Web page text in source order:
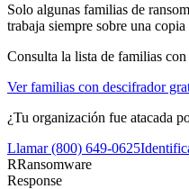
Solo algunas familias de
trabaja siempre sobre una
Consulta la lista de familias
Ver familias con descifrador
¿Tu organización fue atacada
Llamar(800) 649-0625
RRansomware
Response